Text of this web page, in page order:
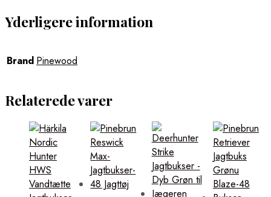
Yderligere information
Brand Pinewood
Relaterede varer